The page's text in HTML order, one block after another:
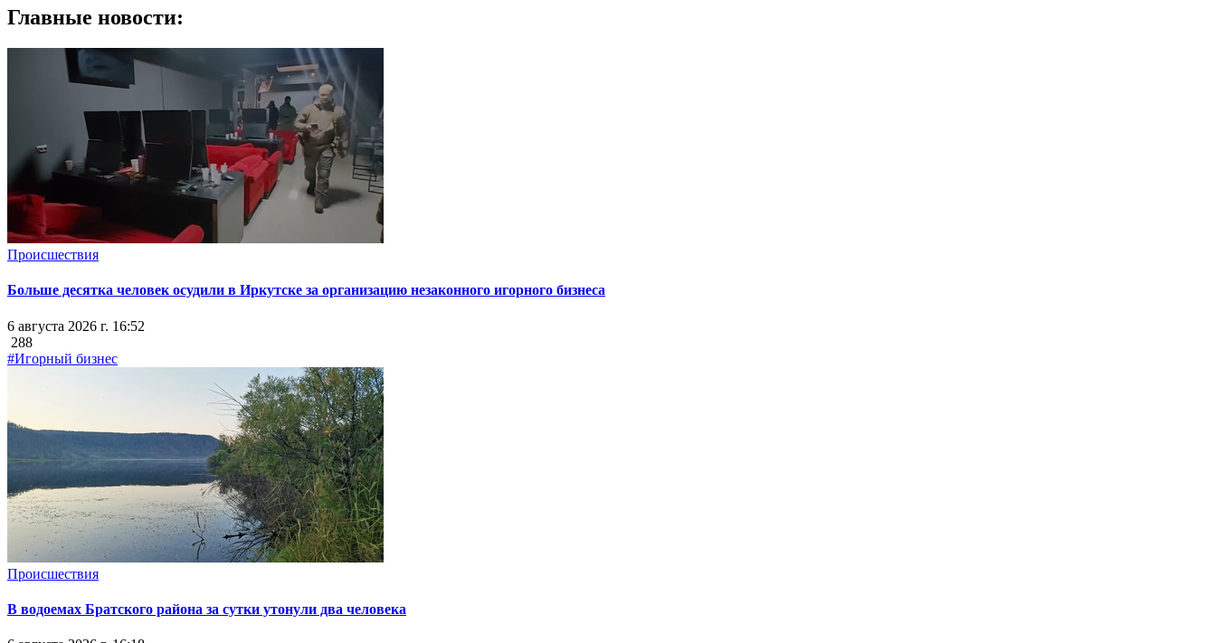
Главные новости:
Происшествия
Больше десятка человек осудили в Иркутске за организацию незаконного игорного бизнеса
6 августа 2026 г. 16:52
288
#Игорный бизнес
Происшествия
В водоемах Братского района за сутки утонули два человека